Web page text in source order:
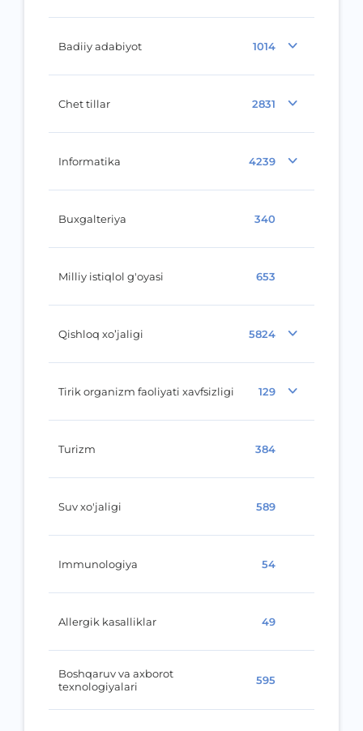
Badiiy adabiyot 1014
Chet tillar 2831
Informatika 4239
Buxgalteriya 340
Milliy istiqlol g'oyasi 653
Qishloq xo’jaligi 5824
Tirik organizm faoliyati xavfsizligi 129
Turizm 384
Suv xo'jaligi 589
Immunologiya 54
Allergik kasalliklar 49
Boshqaruv va axborot
texnologiyalari
595